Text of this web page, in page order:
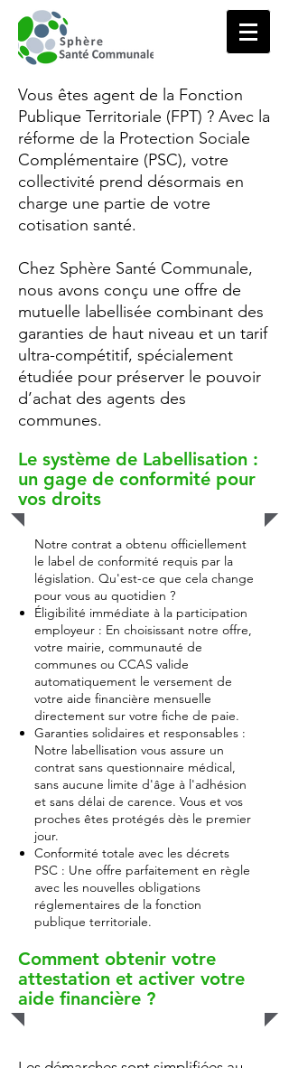
Vous êtes agent de la Fonction
Publique Territoriale (FPT) ? Avec la
réforme de la Protection Sociale
Complémentaire (PSC), votre
collectivité prend désormais en
charge une partie de votre
cotisation santé.
Chez Sphère Santé Communale,
nous avons conçu une offre de
mutuelle labellisée combinant des
garanties de haut niveau et un tarif
ultra-compétitif, spécialement
étudiée pour préserver le pouvoir
d’achat des agents des
communes.
Le système de Labellisation :
un gage de conformité pour
vos droits
Notre contrat a obtenu officiellement
le label de conformité requis par la
législation. Qu'est-ce que cela change
pour vous au quotidien ?
Éligibilité immédiate à la participation
employeur : En choisissant notre offre,
votre mairie, communauté de
communes ou CCAS valide
automatiquement le versement de
votre aide financière mensuelle
directement sur votre fiche de paie.
Garanties solidaires et responsables :
Notre labellisation vous assure un
contrat sans questionnaire médical,
sans aucune limite d'âge à l'adhésion
et sans délai de carence. Vous et vos
proches êtes protégés dès le premier
jour.
Conformité totale avec les décrets
PSC : Une offre parfaitement en règle
avec les nouvelles obligations
réglementaires de la fonction
publique territoriale.
Comment obtenir votre
attestation et activer votre
aide financière ?